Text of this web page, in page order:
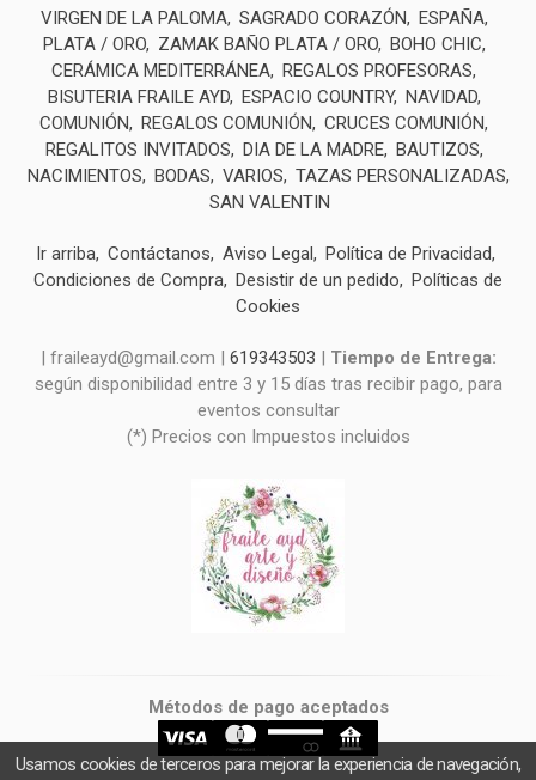
VIRGEN DE LA PALOMA SAGRADO CORAZÓN
ESPAÑA
PLATA / ORO
ZAMAK BAÑO PLATA / ORO BOHO CHIC
CERÁMICA MEDITERRÁNEA REGALOS PROFESORAS
BISUTERIA FRAILE AYD ESPACIO COUNTRY NAVIDAD
COMUNIÓN
REGALOS COMUNIÓN
CRUCES COMUNIÓN
REGALITOS INVITADOS
DIA DE LA MADRE BAUTIZOS
NACIMIENTOS
BODAS VARIOS
TAZAS PERSONALIZADAS
SAN VALENTIN
Ir arriba Contáctanos Aviso Legal
Política de Privacidad
Condiciones de Compra Desistir de un pedido
Políticas de
Cookies
| fraileayd@gmail.com | 619343503 | Tiempo de Entrega:
según disponibilidad entre 3 y 15 días tras recibir pago, para
eventos consultar
(*) Precios con Impuestos incluidos
Métodos de pago aceptados
Usamos cookies de terceros para mejorar la experiencia de navegación,